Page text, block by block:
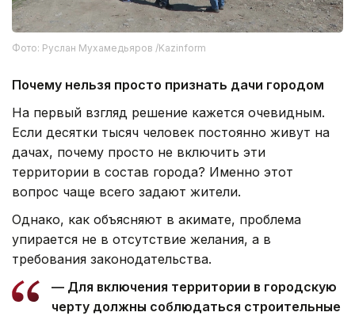
Фото: Руслан Мухамедьяров /Kazinform
Почему нельзя просто признать дачи городом
На первый взгляд решение кажется очевидным.
Если десятки тысяч человек постоянно живут на
дачах, почему просто не включить эти
территории в состав города? Именно этот
вопрос чаще всего задают жители.
Однако, как объясняют в акимате, проблема
упирается не в отсутствие желания, а в
требования законодательства.
— Для включения территории в городскую
черту должны соблюдаться строительные